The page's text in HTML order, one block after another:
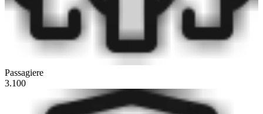
Passagiere
3.100